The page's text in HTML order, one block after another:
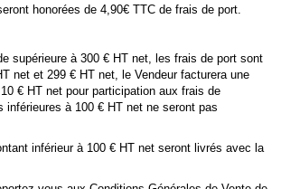
honorées de 4,90€ TTC de frais de port.
supérieure à 300 € HT net, les frais de port sont
net et 299 € HT net, le Vendeur facturera une
€ HT net pour participation aux frais de
inférieures à 100 € HT net ne seront pas
inférieur à 100 € HT net seront livrés avec la